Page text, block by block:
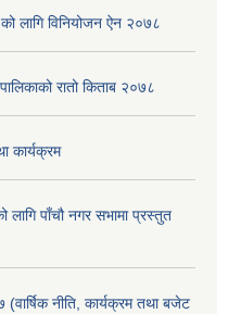
लागि विनियोजन ऐन २०७८
रातो किताब २०७८
कार्यक्रम
पाँचौ नगर सभामा प्रस्तुत
(वार्षिक नीति, कार्यक्रम तथा बजेट